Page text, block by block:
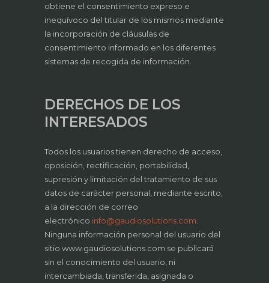
obtiene el consentimiento expreso e
inequívoco del titular de los mismos mediante
la incorporación de cláusulas de
consentimiento informado en los diferentes
sistemas de recogida de información.
DERECHOS DE LOS
INTERESADOS
Todos los usuarios tienen derecho de acceso,
oposición, rectificación, portabilidad,
supresión y limitación del tratamiento de sus
datos de carácter personal, mediante escrito,
a la dirección de correo
electrónico info@gaudiosolutions.com
Ninguna información personal del usuario del
sitio www.gaudiosolutions.com se publicará
sin el conocimiento del usuario, ni
intercambiada, transferida, asignada o